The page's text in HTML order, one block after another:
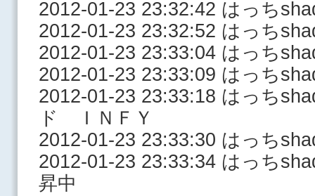
2012-01-23 23:32:42 はっち
2012-01-23 23:32:52 はっち
2012-01-23 23:33:04 はっち
2012-01-23 23:33:09 はっち
2012-01-23 23:33:18 はっち
ド ＩＮＦＹ
2012-01-23 23:33:30 はっち
2012-01-23 23:33:34 はっち
昇中